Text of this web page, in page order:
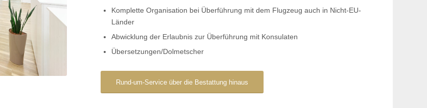
Komplette Organisation bei Überführung mit dem Flugzeug auch in Nicht-EU-
Länder
Abwicklung der Erlaubnis zur Überführung mit Konsulaten
Übersetzungen/Dolmetscher
Rund-um-Service über die Bestattung hinaus